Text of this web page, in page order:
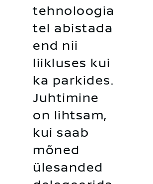
tehnoloogia
tel abistada
end nii
liikluses kui
ka parkides.
Juhtimine
on lihtsam,
kui saab
mõned
ülesanded